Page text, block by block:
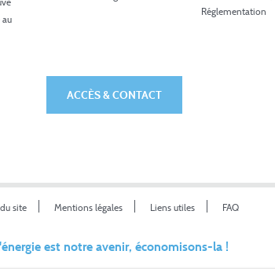
au
Réglementation
ACCÈS & CONTACT
site Mentions légales Liens utiles FAQ
est notre avenir, économisons-la !